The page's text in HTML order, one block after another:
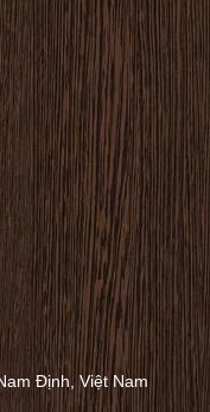
Định, Việt Nam